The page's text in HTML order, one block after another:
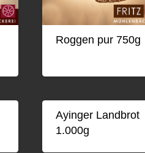
Roggen pur 750g
Ayinger Landbrot
1.000g